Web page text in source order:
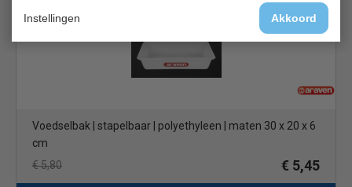
Instellingen Akkoord
Voedselbak | stapelbaar | polyethyleen | maten 30 x 20 x 6
cm
€ 5,80
€ 5,45